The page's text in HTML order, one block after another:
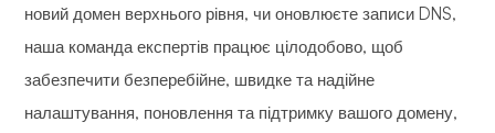
новий домен верхнього рівня, чи оновлюєте записи DNS,
наша команда експертів працює цілодобово, щоб
забезпечити безперебійне, швидке та надійне
налаштування, поновлення та підтримку вашого домену,